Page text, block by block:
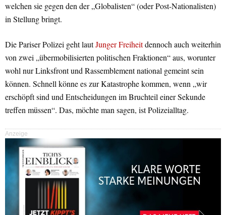
welchen sie gegen den der „Globalisten“ (oder Post-Nationalisten)
in Stellung bringt.
Die Pariser Polizei geht lautJunger Freiheitdennoch auch weiterhin
von zwei „übermobilisierten politischen Fraktionen“ aus, worunter
wohl nur Linksfront und Rassemblement national gemeint sein
können. Schnell könne es zur Katastrophe kommen, wenn „wir
erschöpft sind und Entscheidungen im Bruchteil einer Sekunde
treffen müssen“. Das, möchte man sagen, ist Polizeialltag.
Anzeige